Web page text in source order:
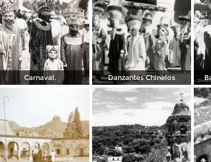
Carnaval. Danzantes Chinelos